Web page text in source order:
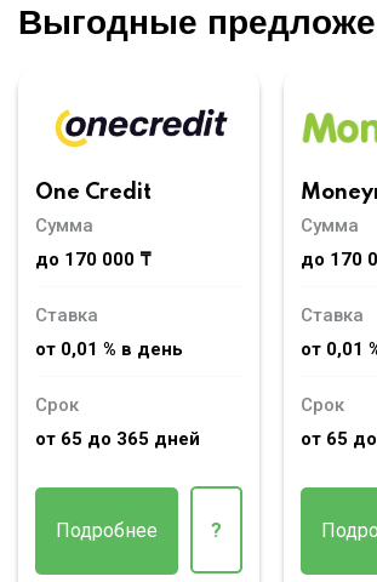
Выгодные
One Credit
Сумма
до 170 000 ₸
Ставка
от 0,01 % в день
Срок
от 65 до 365 дней
Подробнее ?
Сумма
до 170
Ставка
от 0,01
Срок
от 65